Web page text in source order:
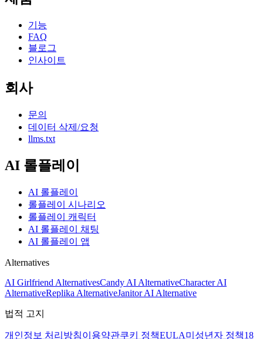
기능
FAQ
블로그
인사이트
회사
문의
데이터 삭제/요청
llms.txt
AI 롤플레이
AI 롤플레이
롤플레이 시나리오
롤플레이 캐릭터
AI 롤플레이 채팅
AI 롤플레이 앱
Alternatives
AI Girlfriend AlternativesCandy AI AlternativeCharacter AI
AlternativeReplika AlternativeJanitor AI Alternative
법적 고지
개인정보 처리방침이용약관쿠키 정책EULA미성년자 정책18